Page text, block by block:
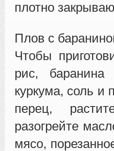
плотно
Плов с
Чтобы
рис,
куркума, соль и
перец,
разогрейте
мясо,